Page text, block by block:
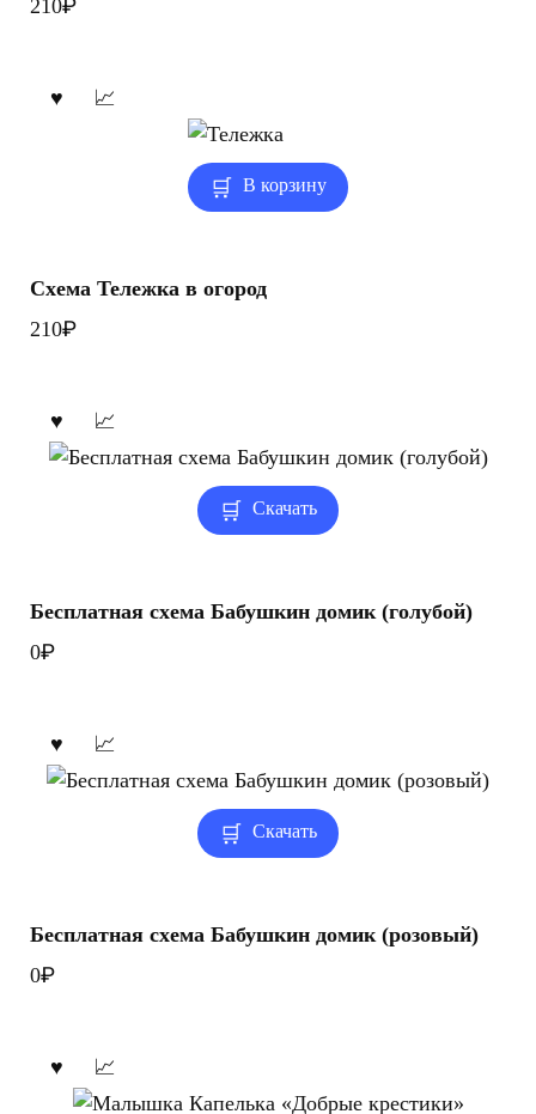
210₽
В корзину
Схема Тележка в огород
210₽
Скачать
Бесплатная схема Бабушкин домик (голубой)
0₽
Скачать
Бесплатная схема Бабушкин домик (розовый)
0₽